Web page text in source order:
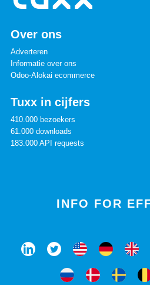
Over ons
Adverteren
Informatie over ons
Odoo-Alokai ecommerce
Tuxx in cijfers
410.000 bezoekers
61.000 downloads
183.000 API requests
INFO FOR